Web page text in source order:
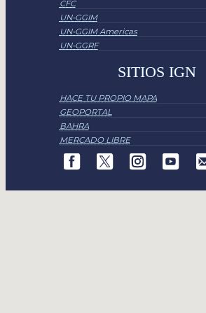
CFC
UN-GGIM
UN-GGIM Americas
UN-GGRF
SITIOS IGN
HACE TU PROPIO MAPA
GEOPORTAL
BAHRA
MERCADO LIBRE